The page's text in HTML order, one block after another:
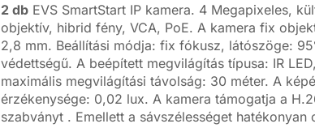
2 db EVS SmartStart IP kamera. 4 Megapixeles,
objektív, hibrid fény, VCA, PoE. A kamera fix
2,8 mm. Beállítási módja: fix fókusz, látószöge:
védettségű. A beépített megvilágítás típusa: IR
maximális megvilágítási távolság: 30 méter. A
érzékenysége: 0,02 lux. A kamera támogatja a
szabványt . Emellett a sávszélességet hatékonyan